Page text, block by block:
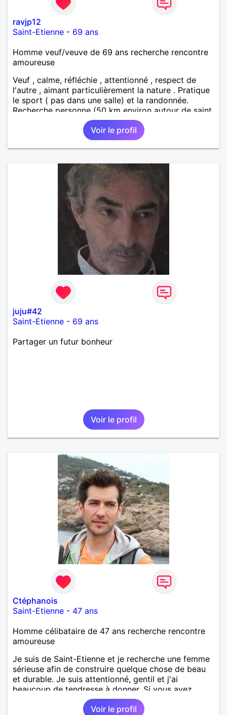
ravjp12
Saint-Etienne - 69 ans
Homme veuf/veuve de 69 ans recherche rencontre
amoureuse
Veuf , calme, réfléchie , attentionné , respect de
l'autre , aimant particulièrement la nature . Pratique
le sport ( pas dans une salle) et la randonnée.
Recherche personne (50 km environ autour de saint
étienne) pour finir le reste de ma vie , sereinement ,
en parfaite harmonie et confiance.
Voir le profil
juju#42
Saint-Etienne - 69 ans
Partager un futur bonheur
Voir le profil
Ctéphanois
Saint-Etienne - 47 ans
Homme célibataire de 47 ans recherche rencontre
amoureuse
Je suis de Saint-Etienne et je recherche une femme
sérieuse afin de construire quelque chose de beau
et durable. Je suis attentionné, gentil et j'ai
beaucoup de tendresse à donner. Si vous avez
également ces qualité on peut surement s'entendre,
au plaisir de vous lire !Voir le profil